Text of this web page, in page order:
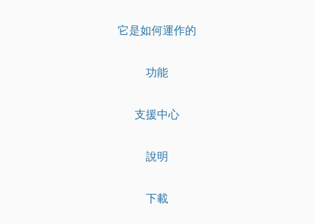
它是如何運作的
功能
支援中心
說明
下載